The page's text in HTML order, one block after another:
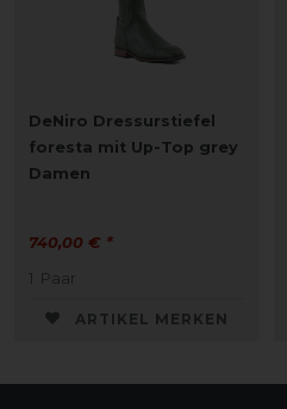
DeNiro Dressurstiefel
foresta mit Up-Top grey
Damen
740,00 € *
1 Paar
ARTIKEL MERKEN